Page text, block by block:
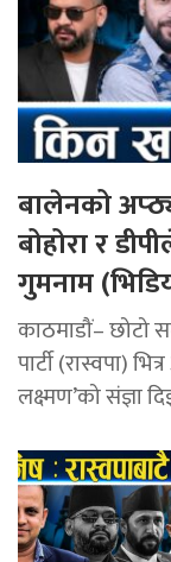
बालेनको
बोहोरा र
गुमनाम
काठमाडौं– छोटो
पार्टी (रास्वपा)
लक्ष्मण’को संज्ञा